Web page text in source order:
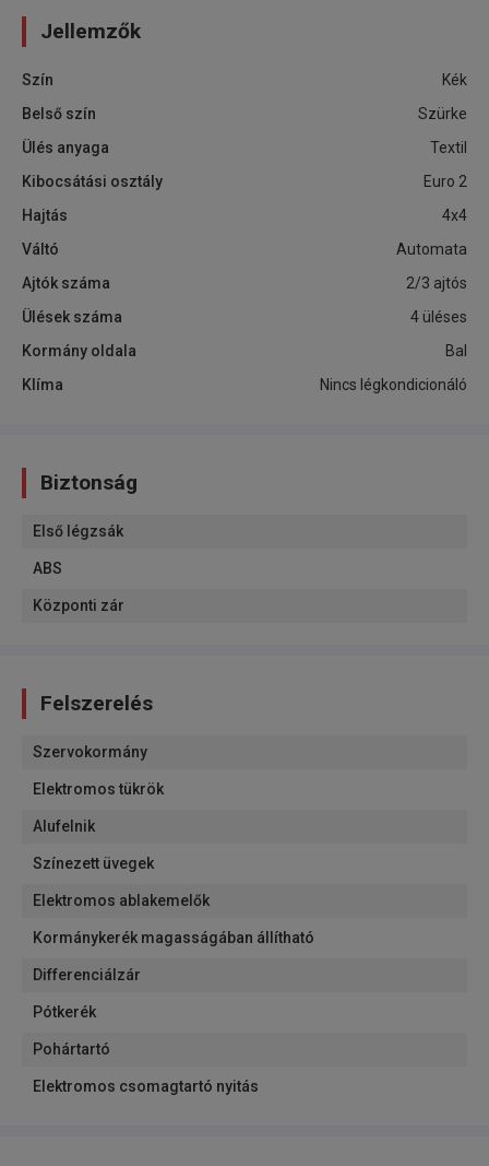
Jellemzők
Szín
Kék
Belső szín
Szürke
Ülés anyaga
Textil
Kibocsátási osztály
Euro 2
Hajtás
4x4
Váltó
Automata
Ajtók száma
2/3 ajtós
Ülések száma
4 üléses
Kormány oldala
Bal
Klíma
Nincs légkondicionáló
Biztonság
Első légzsák
ABS
Központi zár
Felszerelés
Szervokormány
Elektromos tükrök
Alufelnik
Színezett üvegek
Elektromos ablakemelők
Kormánykerék magasságában állítható
Differenciálzár
Pótkerék
Pohártartó
Elektromos csomagtartó nyitás